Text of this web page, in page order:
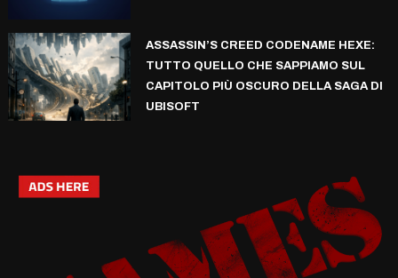
ASSASSIN’S CREED CODENAME HEXE:
TUTTO QUELLO CHE SAPPIAMO SUL
CAPITOLO PIÙ OSCURO DELLA SAGA DI
UBISOFT